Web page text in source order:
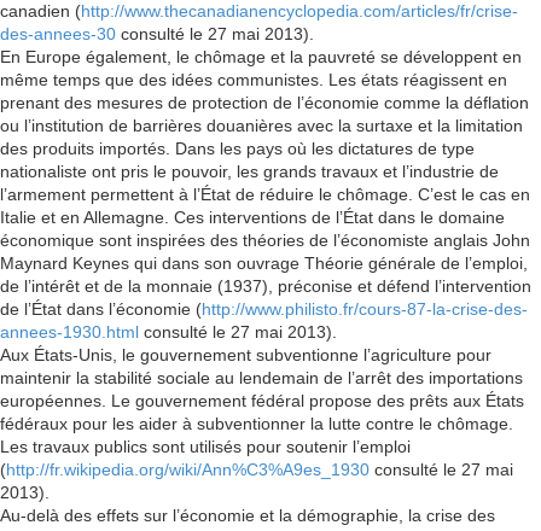
canadien (http://www.thecanadianencyclopedia.com/articles/fr/crise-
des-annees-30 consulté le 27 mai 2013).
En Europe également, le chômage et la pauvreté se développent en
même temps que des idées communistes. Les états réagissent en
prenant des mesures de protection de l’économie comme la déflation
ou l’institution de barrières douanières avec la surtaxe et la limitation
des produits importés. Dans les pays où les dictatures de type
nationaliste ont pris le pouvoir, les grands travaux et l’industrie de
l’armement permettent à l’État de réduire le chômage. C’est le cas en
Italie et en Allemagne. Ces interventions de l’État dans le domaine
économique sont inspirées des théories de l’économiste anglais John
Maynard Keynes qui dans son ouvrage Théorie générale de l’emploi,
de l’intérêt et de la monnaie (1937), préconise et défend l’intervention
de l’État dans l’économie (http://www.philisto.fr/cours-87-la-crise-des-
annees-1930.html consulté le 27 mai 2013).
Aux États-Unis, le gouvernement subventionne l’agriculture pour
maintenir la stabilité sociale au lendemain de l’arrêt des importations
européennes. Le gouvernement fédéral propose des prêts aux États
fédéraux pour les aider à subventionner la lutte contre le chômage.
Les travaux publics sont utilisés pour soutenir l’emploi
(http://fr.wikipedia.org/wiki/Ann%C3%A9es_1930 consulté le 27 mai
2013).
Au-delà des effets sur l’économie et la démographie, la crise des